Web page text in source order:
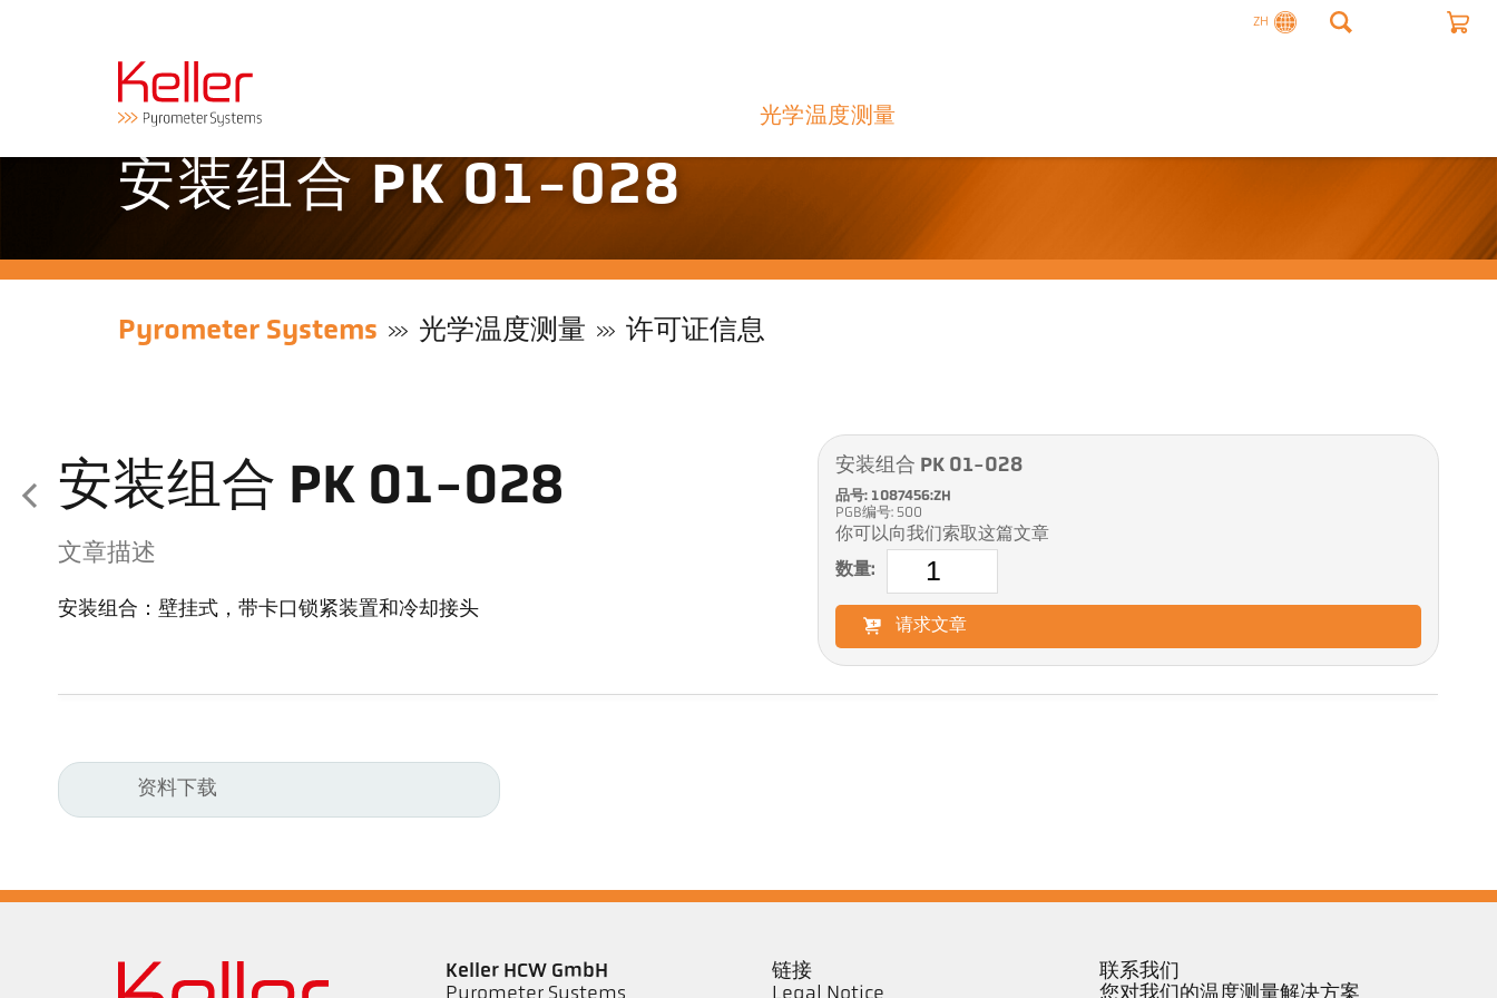
ZH
光学温度测量
安装组合 PK 01-028
Pyrometer Systems 光学温度测量 许可证信息
安装组合 PK 01-028
文章描述
安装组合：壁挂式，带卡口锁紧装置和冷却接头
安装组合 PK 01-028
品号: 1087456:ZH
PGB编号: 500
你可以向我们索取这篇文章
数量:
请求文章
资料下载
Keller HCW GmbH
链接
联系我们